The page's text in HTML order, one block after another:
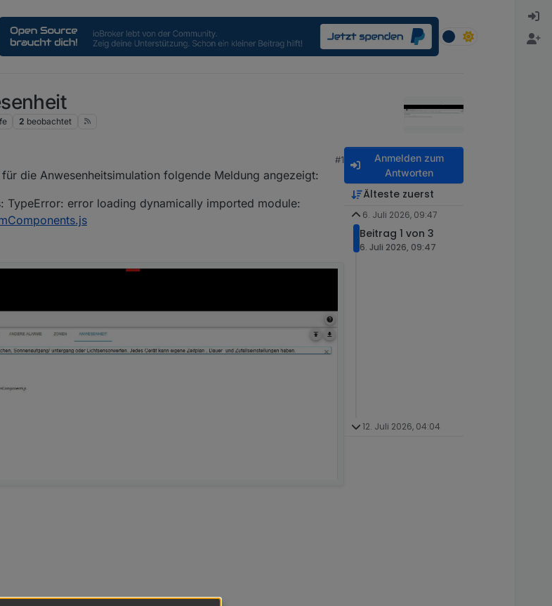
2 beobachtet
#1
die Anwesenheitsimulation folgende Meldung angezeigt:
error loading dynamically imported module:
Anmelden zum
Antworten
Älteste zuerst
6. Juli 2026, 09:47
Beitrag 1 von 3
6. Juli 2026, 09:47
12. Juli 2026, 04:04